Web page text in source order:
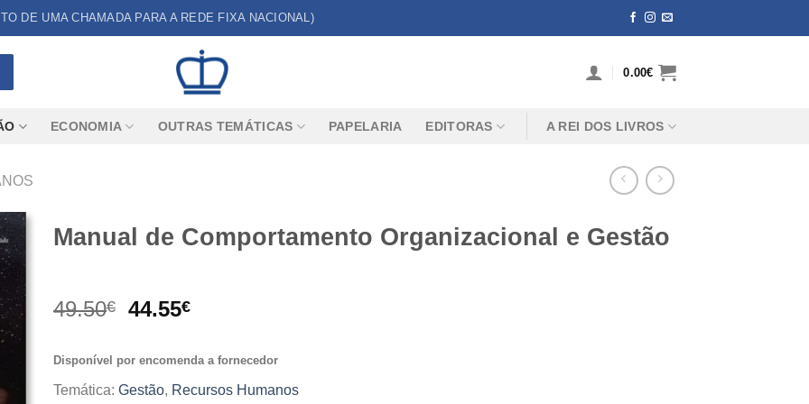
DE UMA CHAMADA PARA A REDE FIXA NACIONAL)
0.00€
ECONOMIA OUTRAS TEMÁTICAS PAPELARIA EDITORAS A REI DOS LIVROS
Manual de Comportamento Organizacional e Gestão
49.50€
O
original
era:
49.50€.
44.55€O
atual
é:
44.55€.
Disponível por encomenda a fornecedor
Temática: Gestão, Recursos Humanos